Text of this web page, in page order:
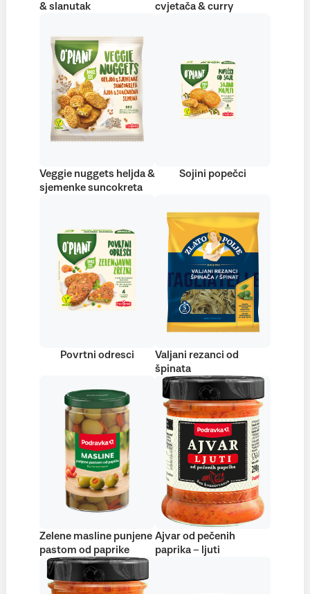
& slanutak
cvjetača & curry
Veggie nuggets heljda &
sjemenke suncokreta
Sojini popečci
Povrtni odresci
Valjani rezanci od
špinata
Zelene masline punjene
pastom od paprike
Ajvar od pečenih
paprika – ljuti